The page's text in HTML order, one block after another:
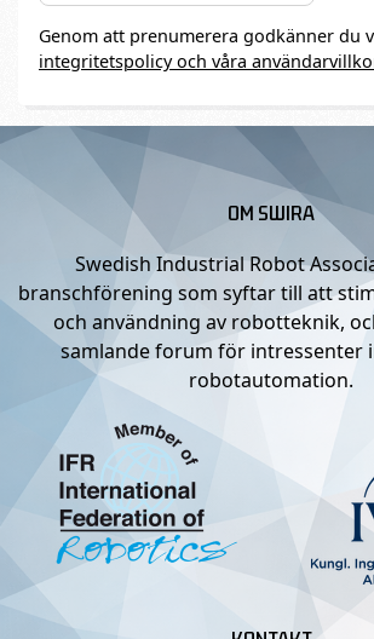
Genom att prenumerera godkänner du
integritetspolicy och våra
OM SWIRA
Swedish Industrial Robot
branschförening som syftar till att
och användning av robotteknik,
samlande forum för intressenter
robotautomation.